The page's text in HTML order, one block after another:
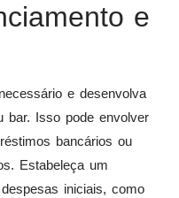
e
e desenvolva
bar. Isso pode envolver
bancários ou
Estabeleça um
iniciais, como